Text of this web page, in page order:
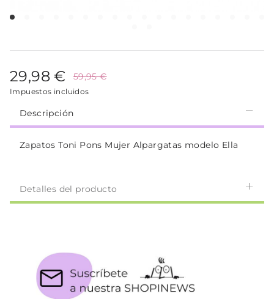
29,98 € 59,95 €
Impuestos incluidos
Descripción
Zapatos Toni Pons Mujer Alpargatas modelo Ella
Detalles del producto